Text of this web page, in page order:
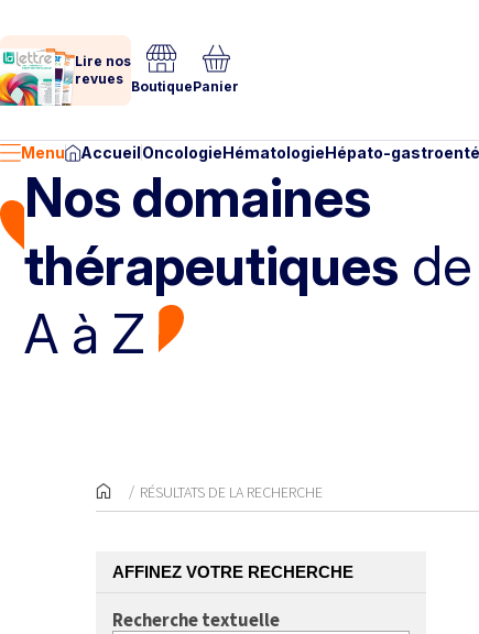
Lire nos
revues BoutiquePanier
Menu AccueilOncologieHématologieHépato-
Nos domaines
thérapeutiques de
A à Z
RÉSULTATS DE LA RECHERCHE
AFFINEZ VOTRE RECHERCHE
Recherche textuelle